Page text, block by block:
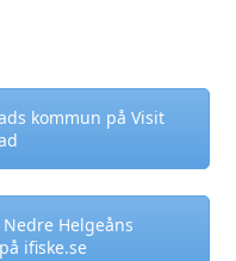
kommun på Visit
Helgeåns
ifiske.se